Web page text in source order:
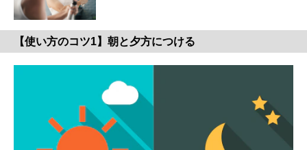
【使い方のコツ1】朝と夕方につける